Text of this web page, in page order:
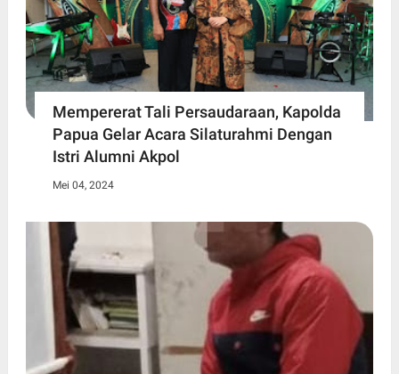
Mempererat Tali Persaudaraan, Kapolda
Papua Gelar Acara Silaturahmi Dengan
Istri Alumni Akpol
Mei 04, 2024